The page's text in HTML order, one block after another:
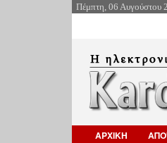
Πέμπτη, 06 Αυγούστου
ΑΡΧΙΚΗ